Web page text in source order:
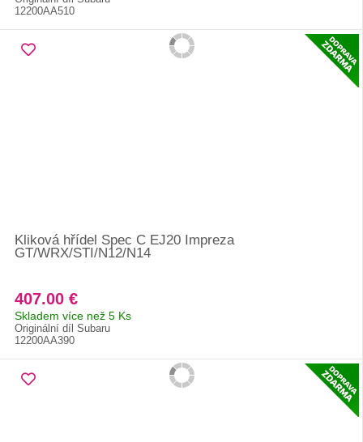
12200AA510
Kliková hřídel Spec C EJ20 Impreza
GT/WRX/STI/N12/N14
407.00 €
Skladem více než 5 Ks
Originální díl Subaru
12200AA390